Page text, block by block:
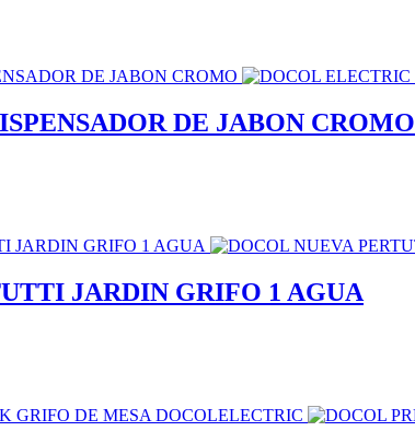
DE JABON CROMO
JARDIN GRIFO 1 AGUA